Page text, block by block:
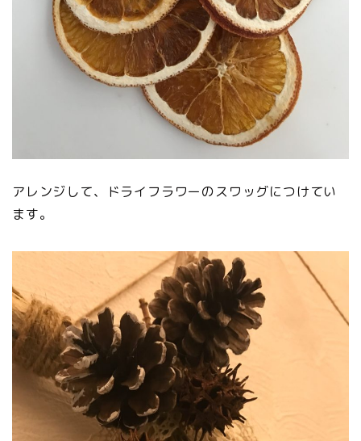
アレンジして、ドライフラワーのスワッグにつけてい
ます。